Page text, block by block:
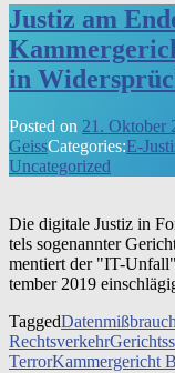
Justiz am
in
Posted on 21. Oktober
GeissCategories:E-
Uncategorized
Die digi­ta­le Justiz in
tels soge­nann­ter
men­tiert der "IT-
tem­ber 2019
TaggedDatenmißbrauch
Rechtsverkehr
TerrorKammergericht